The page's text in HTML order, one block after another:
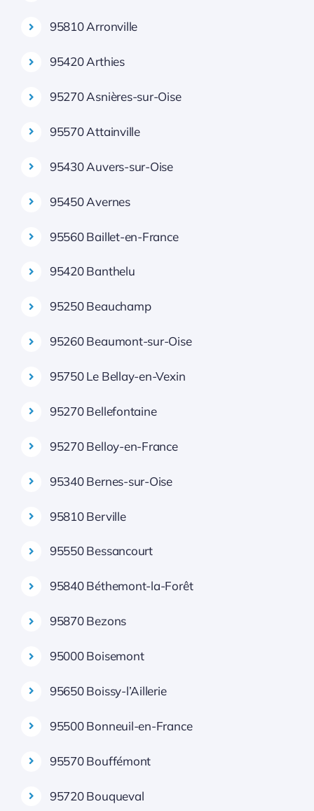
95810 Arronville
95420 Arthies
95270 Asnières-sur-Oise
95570 Attainville
95430 Auvers-sur-Oise
95450 Avernes
95560 Baillet-en-France
95420 Banthelu
95250 Beauchamp
95260 Beaumont-sur-Oise
95750 Le Bellay-en-Vexin
95270 Bellefontaine
95270 Belloy-en-France
95340 Bernes-sur-Oise
95810 Berville
95550 Bessancourt
95840 Béthemont-la-Forêt
95870 Bezons
95000 Boisemont
95650 Boissy-l’Aillerie
95500 Bonneuil-en-France
95570 Bouffémont
95720 Bouqueval